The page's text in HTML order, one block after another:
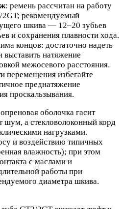
: ремень рассчитан на работу
рекомендуемый
шкива — 12–20 зубьев
и сохранения плавности хода.
концов: достаточно надеть
натяжение
межосевого расстояния.
перемещения избегайте
преднатяжение
проскальзывания.
оболочка гасит
а стекловолоконный корд
нагрузками.
и воздействию типичных
влажность); при этом
с маслами и
работы при
диаметра шкива.